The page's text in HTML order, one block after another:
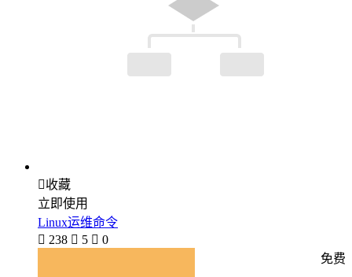
收藏
立即使用
Linux运维命令
 238  5  0
免费